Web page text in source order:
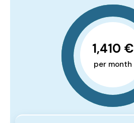
1,410 €
per month